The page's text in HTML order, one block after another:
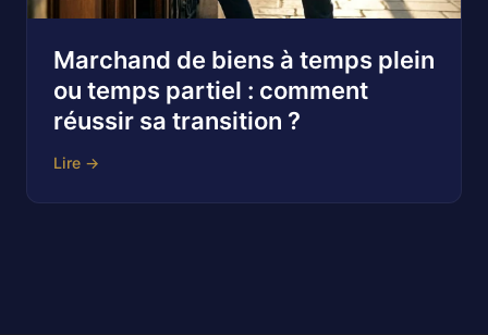
Marchand de biens à temps plein
ou temps partiel : comment
réussir sa transition ?
Lire →